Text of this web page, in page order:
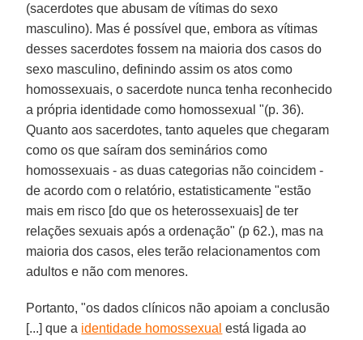
(sacerdotes que abusam de vítimas do sexo
masculino). Mas é possível que, embora as vítimas
desses sacerdotes fossem na maioria dos casos do
sexo masculino, definindo assim os atos como
homossexuais, o sacerdote nunca tenha reconhecido
a própria identidade como homossexual "(p. 36).
Quanto aos sacerdotes, tanto aqueles que chegaram
como os que saíram dos seminários como
homossexuais - as duas categorias não coincidem -
de acordo com o relatório, estatisticamente "estão
mais em risco [do que os heterossexuais] de ter
relações sexuais após a ordenação" (p 62.), mas na
maioria dos casos, eles terão relacionamentos com
adultos e não com menores.
Portanto, "os dados clínicos não apoiam a conclusão
[...] que a identidade homossexual está ligada ao